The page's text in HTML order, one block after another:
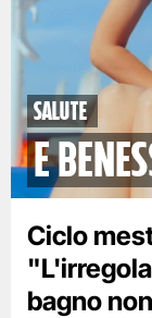
Salute
e
Ciclo
bagno